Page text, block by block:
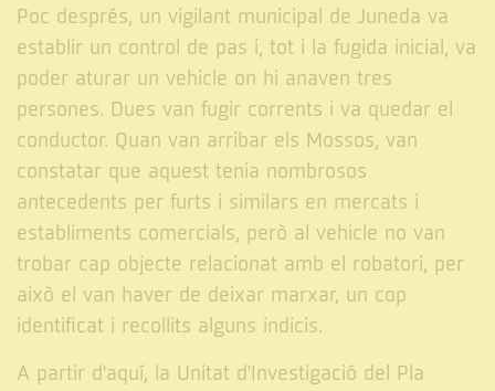
Poc després, un vigilant municipal de Juneda va
establir un control de pas i, tot i la fugida inicial, va
poder aturar un vehicle on hi anaven tres
persones. Dues van fugir corrents i va quedar el
conductor. Quan van arribar els Mossos, van
constatar que aquest tenia nombrosos
antecedents per furts i similars en mercats i
establiments comercials, però al vehicle no van
trobar cap objecte relacionat amb el robatori, per
això el van haver de deixar marxar, un cop
identificat i recollits alguns indicis.
A partir d'aquí, la Unitat d'Investigació del Pla